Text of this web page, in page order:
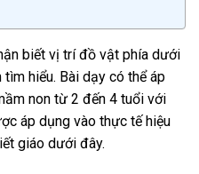
biết vị trí đồ vật phía dưới
hiểu. Bài dạy có thể áp
non từ 2 đến 4 tuổi với
áp dụng vào thực tế hiệu
giáo dưới đây.